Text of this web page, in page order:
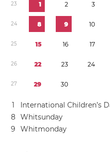
23 1 2 3
24 8 9 10
25 15 16 17
26 22 23 24
27 29 30
1
International Children’s
8 Whitsunday
9
Whitmonday